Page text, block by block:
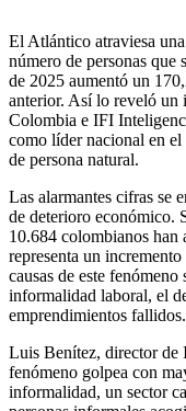
El Atlántico atraviesa
número de personas que
de 2025 aumentó un
anterior. Así lo reveló un
Colombia e IFI
como líder nacional en
de persona natural.
Las alarmantes cifras se
de deterioro económico.
10.684 colombianos han
representa un
causas de este
informalidad laboral, el
emprendimientos fallidos.
Luis Benítez, director de
fenómeno golpea con
informalidad, un sector